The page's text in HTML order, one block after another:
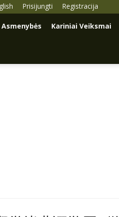
Prisijungti Registracija
Asmenybės Kariniai Veiksmai